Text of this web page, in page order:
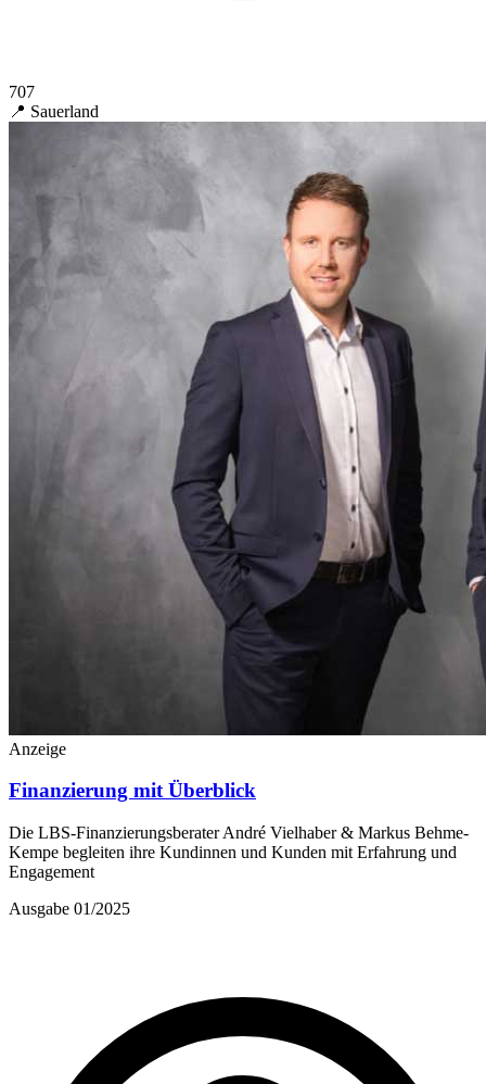
707
📍 Sauerland
Anzeige
Finanzierung mit Überblick
Die LBS-Finanzierungsberater André Vielhaber & Markus Behme-
Kempe begleiten ihre Kundinnen und Kunden mit Erfahrung und
Engagement
Ausgabe 01/2025